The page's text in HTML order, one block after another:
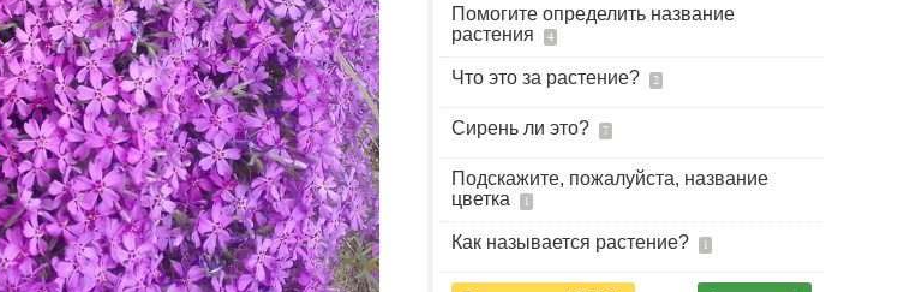
Помогите определить название
растения
4
Что это за растение? 2
Сирень ли это? 7
Подскажите, пожалуйста, название
цветка
1
Как называется растение? 1